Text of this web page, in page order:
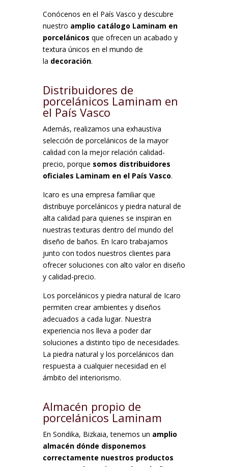
Conócenos en el País Vasco y descubre
nuestro amplio catálogo Laminam en
porcelánicos que ofrecen un acabado y
textura únicos en el mundo de
la decoración.
Distribuidores de
porcelánicos Laminam en
el País Vasco
Además, realizamos una exhaustiva
selección de porcelánicos de la mayor
calidad con la mejor relación calidad-
precio, porque somos distribuidores
oficiales Laminam en el País Vasco.
Icaro es una empresa familiar que
distribuye porcelánicos y piedra natural de
alta calidad para quienes se inspiran en
nuestras texturas dentro del mundo del
diseño de baños. En Icaro trabajamos
junto con todos nuestros clientes para
ofrecer soluciones con alto valor en diseño
y calidad-precio.
Los porcelánicos y piedra natural de Icaro
permiten crear ambientes y diseños
adecuados a cada lugar. Nuestra
experiencia nos lleva a poder dar
soluciones a distinto tipo de necesidades.
La piedra natural y los porcelánicos dan
respuesta a cualquier necesidad en el
ámbito del interiorismo.
Almacén propio de
porcelánicos Laminam
En Sondika, Bizkaia, tenemos un amplio
almacén dónde disponemos
correctamente nuestros productos